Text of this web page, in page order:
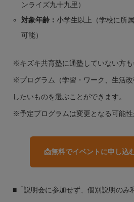
ンライズ九十九里）
対象年齢：小学生以上（学校に所
可能）
※キズキ共育塾に通塾していない方も
※プログラム（学習・ワーク、生活
したいものを選ぶことができます。
※予定プログラムは変更となる可能性
📩無料でイベントに申し込
■「説明会に参加せず、個別説明のみ